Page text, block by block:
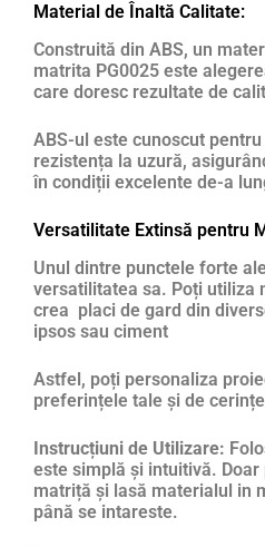
Material de Înaltă Calitate:
Construită din ABS, un
matrita PG0025 este
care doresc rezultate de
ABS-ul este cunoscut
rezistența la uzură,
în condiții excelente de-a
Versatilitate Extinsă pentru
Unul dintre punctele forte
versatilitatea sa. Poți utiliza
crea placi de gard din
ipsos sau ciment
Astfel, poți personaliza
preferințele tale și de
Instrucțiuni de Utilizare:
este simplă și intuitivă.
matriță și lasă materialul in
până se intareste.